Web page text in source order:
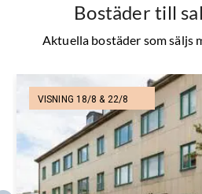
Bostäder till
Aktuella bostäder som säljs
VISNING 18/8 & 22/8